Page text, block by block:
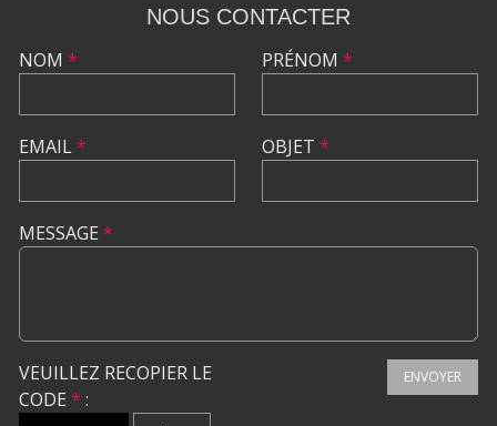
NOUS CONTACTER
NOM *
EMAIL*
PRÉNOM *
OBJET *
MESSAGE *
VEUILLEZ RECOPIER LE
CODE * :
ENVOYER